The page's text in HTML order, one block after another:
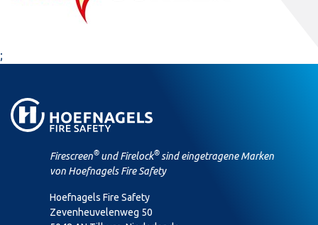
;
Firescreen® und Firelock® sind eingetragene Marken
von Hoefnagels Fire Safety
Hoefnagels Fire Safety
Zevenheuvelenweg 50